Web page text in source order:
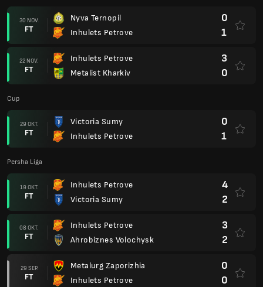
30 NOV.
FT
Nyva Ternopil
Inhulets Petrove
0
1
22 NOV.
FT
Inhulets Petrove
Metalist Kharkiv
3
0
Cup
29 OKT.
FT
Victoria Sumy
Inhulets Petrove
0
1
Persha Liga
19 OKT.
FT
Inhulets Petrove
Victoria Sumy
4
2
08 OKT.
FT
Inhulets Petrove
Ahrobiznes Volochysk
3
2
29 SEP.
FT
Metalurg Zaporizhia
Inhulets Petrove
0
0